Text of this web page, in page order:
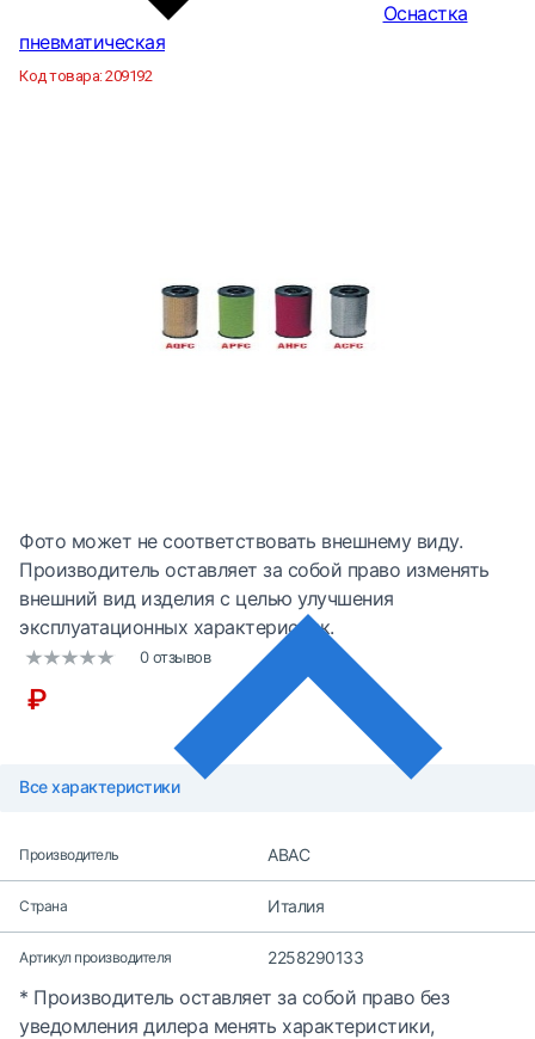
Оснастка
пневматическая
Код товара:209192
Фото может не соответствовать внешнему виду.
Производитель оставляет за собой право изменять
внешний вид изделия с целью улучшения
эксплуатационных характеристик.
0 отзывов
₽
Все характеристики
Производитель ABAC
Страна Италия
Артикул производителя 2258290133
* Производитель оставляет за собой право без
уведомления дилера менять характеристики,